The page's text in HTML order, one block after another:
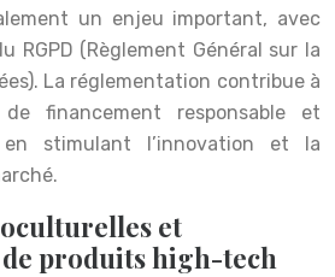
un enjeu important, avec
RGPD (Règlement Général sur la
La réglementation contribue à
financement responsable et
stimulant l’innovation et la
et
produits high-tech